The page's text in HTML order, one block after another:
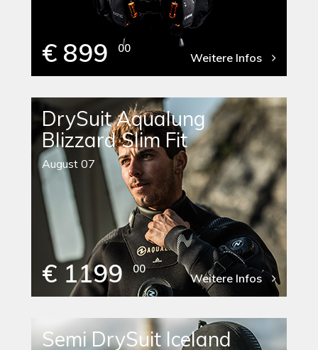
€ 899 00
Weitere Infos
DrySuit Aqualung
Blizzard Slim Fit
August 07
€ 1199 00
Weitere Infos
Semi DrySuit Iceland